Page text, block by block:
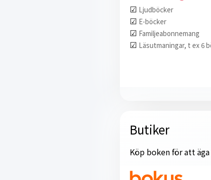
☑︎ Ljudböcker
☑︎ E-böcker
☑︎ Familjeabonnemang
☑︎ Läsutmaningar, t ex 6
Butiker
Köp boken för att